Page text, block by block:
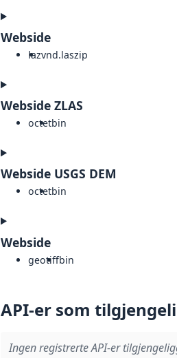
Webside
lazvnd.laszip
Webside ZLAS
octetbin
Webside USGS DEM
octetbin
Webside
geotiffbin
API-er som
Ingen registrerte API-er